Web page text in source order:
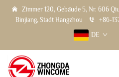
Zimmer 120, Gebäude 5, Nr. 606
Binjiang, Stadt Hangzhou
+86-
DE